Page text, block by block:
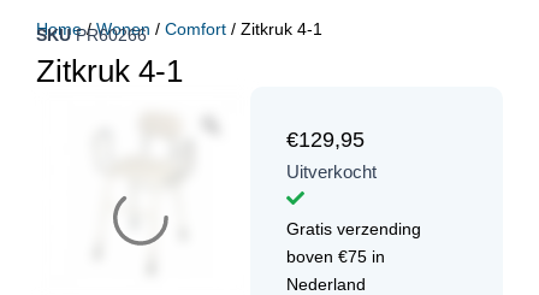
Home/Wonen / Comfort / Zitkruk 4-1
SKUPR60266
Zitkruk 4-1
€129,95
Uitverkocht
Gratis verzending
boven €75 in
Nederland